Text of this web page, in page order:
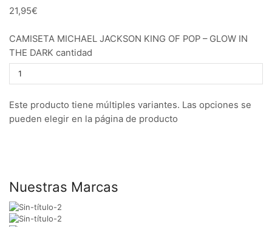
21,95€
CAMISETA MICHAEL JACKSON KING OF POP – GLOW IN
THE DARK cantidad
Este producto tiene múltiples variantes. Las opciones se
pueden elegir en la página de producto
Nuestras Marcas